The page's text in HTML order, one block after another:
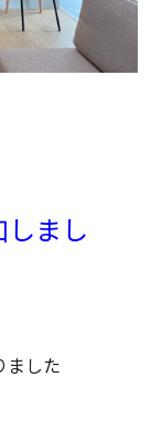
まし
ました